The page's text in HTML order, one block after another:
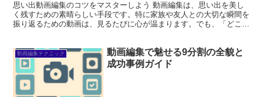
思い出動画編集のコツをマスターしよう 動画編集は、思い出を美し
く残すための素晴らしい手段です。特に家族や友人との大切な瞬間を
振り返るための動画は、見るたびに心が温まります。でも、「どこか
動画編集テクニック
動画編集で魅せる9分割の全貌と
成功事例ガイド